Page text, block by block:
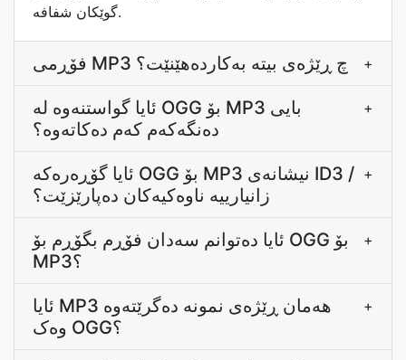
گوێکان شفافە.
فۆڕمی MP3 چ ڕێژەی بیتە بەکاردەهێنێت؟ +
ئایا گواستنەوە لە OGG بۆ MP3 بایی
دەنگەکەم کەم دەکاتەوە؟
+
ئایا گۆڕەرەکە OGG بۆ MP3 نیشانەی ID3 /
زانیارییە ناوەکیەکان دەپارێزێت؟
+
ئایا دەتوانم سەدان فۆڕم بگۆڕم بۆ OGG بۆ
MP3؟
+
ئایا MP3 هەمان ڕێژەی نمونە دەگرێتەوە
وەک OGG؟
+